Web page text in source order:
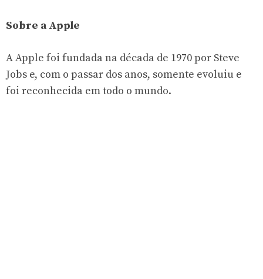
Sobre a Apple
A Apple foi fundada na década de 1970 por Steve
Jobs e, com o passar dos anos, somente evoluiu e
foi reconhecida em todo o mundo.